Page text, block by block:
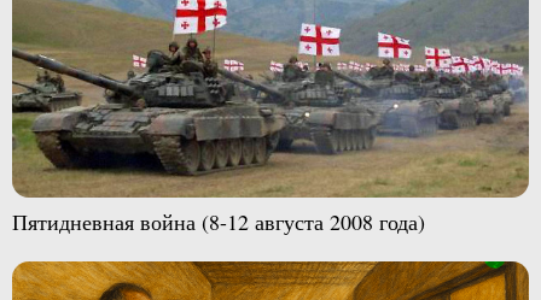
Пятидневная война (8-12 августа 2008 года)